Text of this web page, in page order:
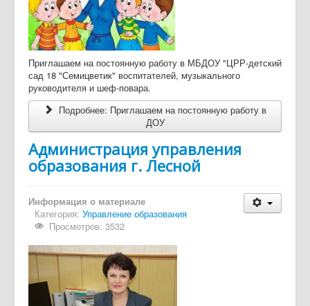
Приглашаем на постоянную работу в МБДОУ "ЦРР-детский
сад 18 "Семицветик" воспитателей, музыкального
руководителя и шеф-повара.
Подробнее: Приглашаем на постоянную работу в
ДОУ
Администрация управления
образования г. Лесной
Информация о материале
Категория: Управление образования
Просмотров: 3532